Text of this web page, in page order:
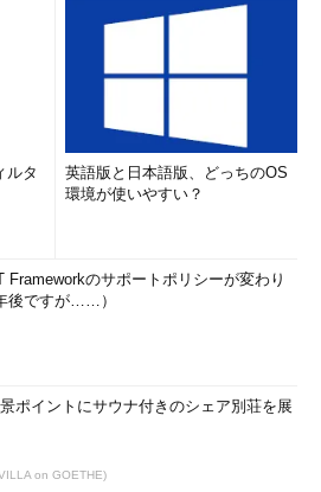
ルタ
英語版と日本語版、どっちのOS
環境が使いやすい？
Frameworkのサポートポリシーが変わり
後ですが……）
ポイントにサウナ付きのシェア別荘を展
on GOETHE)